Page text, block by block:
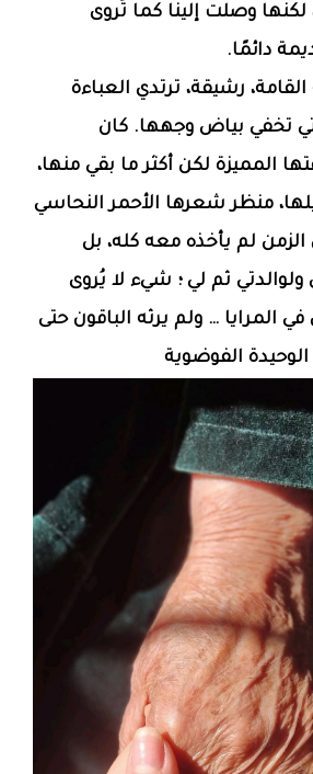
لكنها وصلت إلينا كما تُروى
دائمًا.
رشيقة، ترتدي العباءة
تخفي بياض وجهها. كان
المميزة لكن أكثر ما بقي منها،
منظر شعرها الأحمر النحاسي
الزمن لم يأخذه معه كله، بل
ولوالدتي ثم لي ؛ شيء لا يُروى
المرايا … ولم يرثه الباقون حتى
الفوضوية